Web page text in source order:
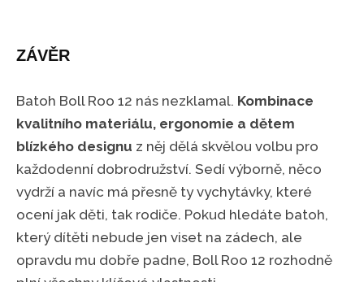
ZÁVĚR
Batoh Boll Roo 12 nás nezklamal. Kombinace
kvalitního materiálu, ergonomie a dětem
blízkého designu z něj dělá skvělou volbu pro
každodenní dobrodružství. Sedí výborně, něco
vydrží a navíc má přesně ty vychytávky, které
ocení jak děti, tak rodiče. Pokud hledáte batoh,
který dítěti nebude jen viset na zádech, ale
opravdu mu dobře padne, Boll Roo 12 rozhodně